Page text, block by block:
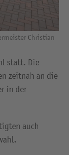
Christian
statt. Die
zeitnah an die
in der
auch